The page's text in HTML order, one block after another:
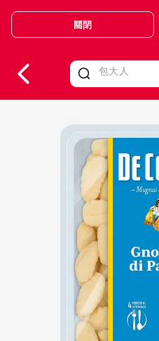
Valid Until 30 June 2026
關閉